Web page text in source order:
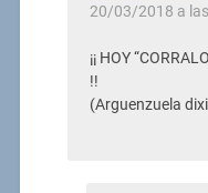
20/03/2018 a
¡¡ HOY
!!
(Arguenzuela